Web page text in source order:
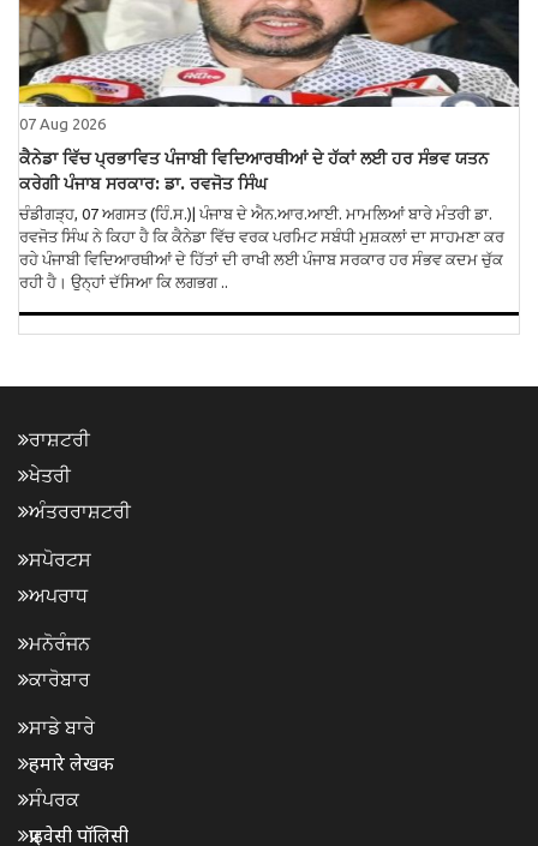
07 Aug 2026
ਕੈਨੇਡਾ ਵਿੱਚ ਪ੍ਰਭਾਵਿਤ ਪੰਜਾਬੀ ਵਿਦਿਆਰਥੀਆਂ ਦੇ ਹੱਕਾਂ ਲਈ ਹਰ ਸੰਭਵ ਯਤਨ
ਕਰੇਗੀ ਪੰਜਾਬ ਸਰਕਾਰ: ਡਾ. ਰਵਜੋਤ ਸਿੰਘ
ਚੰਡੀਗੜ੍ਹ, 07 ਅਗਸਤ (ਹਿੰ.ਸ.)| ਪੰਜਾਬ ਦੇ ਐਨ.ਆਰ.ਆਈ. ਮਾਮਲਿਆਂ ਬਾਰੇ ਮੰਤਰੀ ਡਾ.
ਰਵਜੋਤ ਸਿੰਘ ਨੇ ਕਿਹਾ ਹੈ ਕਿ ਕੈਨੇਡਾ ਵਿੱਚ ਵਰਕ ਪਰਮਿਟ ਸਬੰਧੀ ਮੁਸ਼ਕਲਾਂ ਦਾ ਸਾਹਮਣਾ ਕਰ
ਰਹੇ ਪੰਜਾਬੀ ਵਿਦਿਆਰਥੀਆਂ ਦੇ ਹਿੱਤਾਂ ਦੀ ਰਾਖੀ ਲਈ ਪੰਜਾਬ ਸਰਕਾਰ ਹਰ ਸੰਭਵ ਕਦਮ ਚੁੱਕ
ਰਹੀ ਹੈ। ਉਨ੍ਹਾਂ ਦੱਸਿਆ ਕਿ ਲਗਭਗ ..
ਰਾਸ਼ਟਰੀ
ਖੇਤਰੀ
ਅੰਤਰਰਾਸ਼ਟਰੀ
ਸਪੋਰਟਸ
ਅਪਰਾਧ
ਮਨੋਰੰਜਨ
ਕਾਰੋਬਾਰ
ਸਾਡੇ ਬਾਰੇ
हमारे लेखक
ਸੰਪਰਕ
प्राइवेसी पॉलिसी